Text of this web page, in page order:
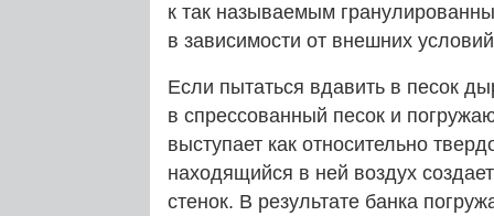
к так называемым
в зависимости от внешних
Если пытаться вдавить в песок
в спрессованный песок и
выступает как относительно
находящийся в ней воздух
стенок. В результате банка